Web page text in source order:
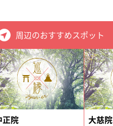
周辺のおすすめスポット
正院 大慈院